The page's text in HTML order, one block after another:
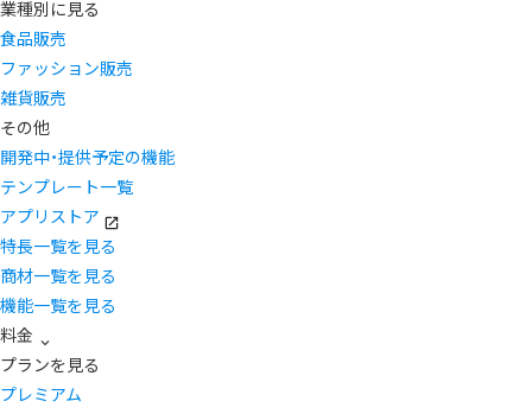
業種別に見る
食品販売
ファッション販売
雑貨販売
その他
開発中・提供予定の機能
テンプレート一覧
アプリストア
特長一覧を見る
商材一覧を見る
機能一覧を見る
料金
プランを見る
プレミアム